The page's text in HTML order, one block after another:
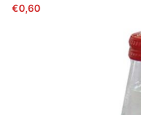
€0,60